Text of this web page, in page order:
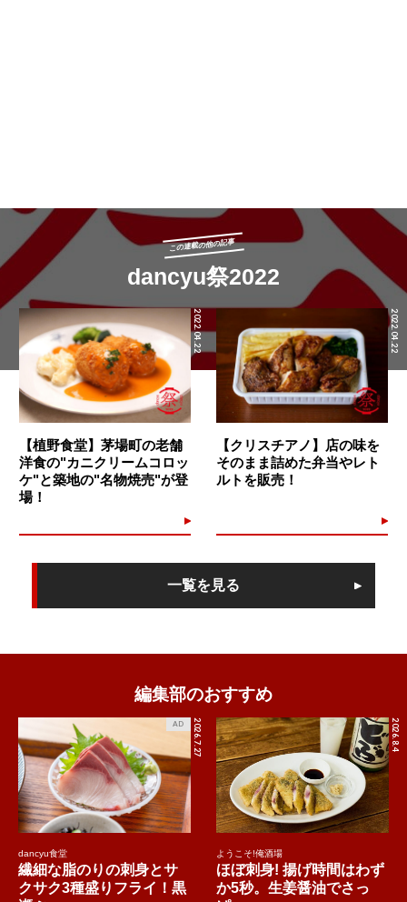
この連載の他の記事
dancyu祭2022
2022.04.22
【植野食堂】茅場町の老舗
洋食の"カニクリームコロッ
ケ"と築地の"名物焼売"が登
場！
2022.04.22
【クリスチアノ】店の味を
そのまま詰めた弁当やレト
ルトを販売！
一覧を見る
編集部のおすすめ
2026.7.27
AD
dancyu食堂
繊細な脂のりの刺身とサ
クサク3種盛りフライ！黒
2026.8.4
ようこそ!俺酒場
ほぼ刺身! 揚げ時間はわず
か5秒。生姜醤油でさっ